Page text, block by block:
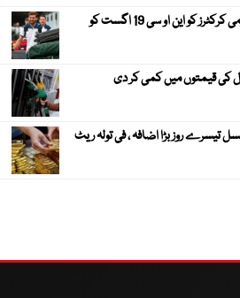
کیریبین پریمیئر لیگ ، قومی کرکٹرز کو این او سی 19 اگست کو
کی قیمتوں میں کمی کر دی
روز بڑا اضافہ ، فی تولہ ریٹ